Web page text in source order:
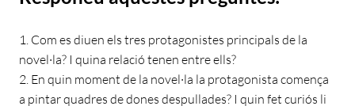
1. Com es diuen els tres protagonistes principals de la
novel·la? I quina relació tenen entre ells?
2. En quin moment de la novel·la la protagonista comença
a pintar quadres de dones despullades? I quin fet curiós li